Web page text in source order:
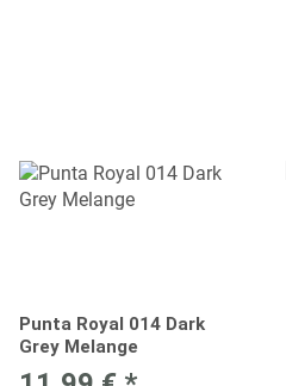
Punta Royal 014 Dark
Grey Melange